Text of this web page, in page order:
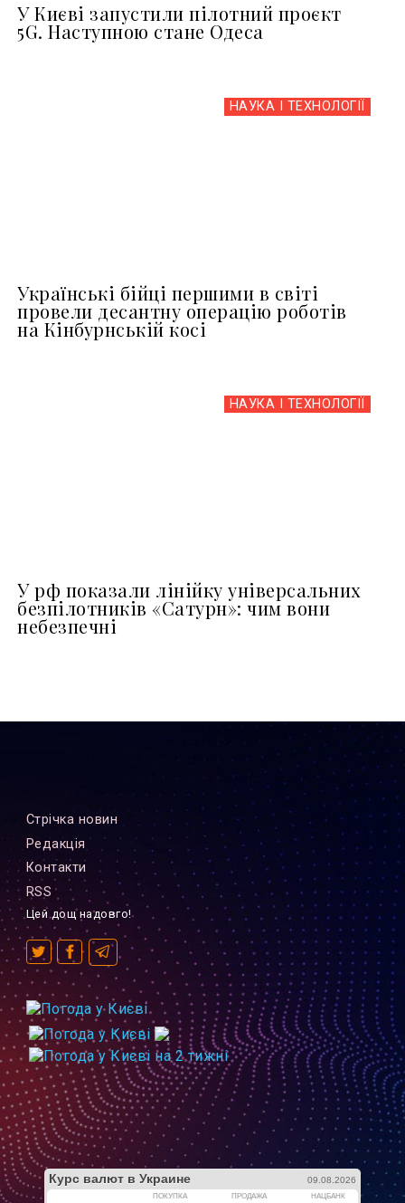
У Києві запустили пілотний проєкт
5G. Наступною стане Одеса
НАУКА І ТЕХНОЛОГІЇ
Українські бійці першими в світі
провели десантну операцію роботів
на Кінбурнській косі
НАУКА І ТЕХНОЛОГІЇ
У рф показали лінійку універсальних
безпілотників «Сатурн»: чим вони
небезпечні
Стрiчка новин
Редакцiя
Контакти
RSS
Цей дощ надовго!